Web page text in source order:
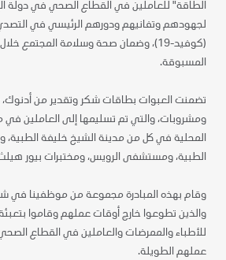
الطاقة" للعاملين في القطاع الصحي في دولة
لجهودهم وتفانيهم ودورهم الرئيسي في
(كوفيد-19)، وضمان صحة وسلامة المجتمع
المسبوقة.
تضمنت العبوات بطاقات شكر وتقدير من
ومشروبات، والتي تم تسليمها إلى العاملين في
المحلية في كل من مدينة الشيخ خليفة
الطبية، ومستشفى الرويس، ومختبرات بيور
وقام بهذه المبادرة مجموعة من موظفينا في
والذين تطوعوا خارج أوقات عملهم وقاموا
للأطباء والممرضات والعاملين في القطاع
عملهم الطويلة.